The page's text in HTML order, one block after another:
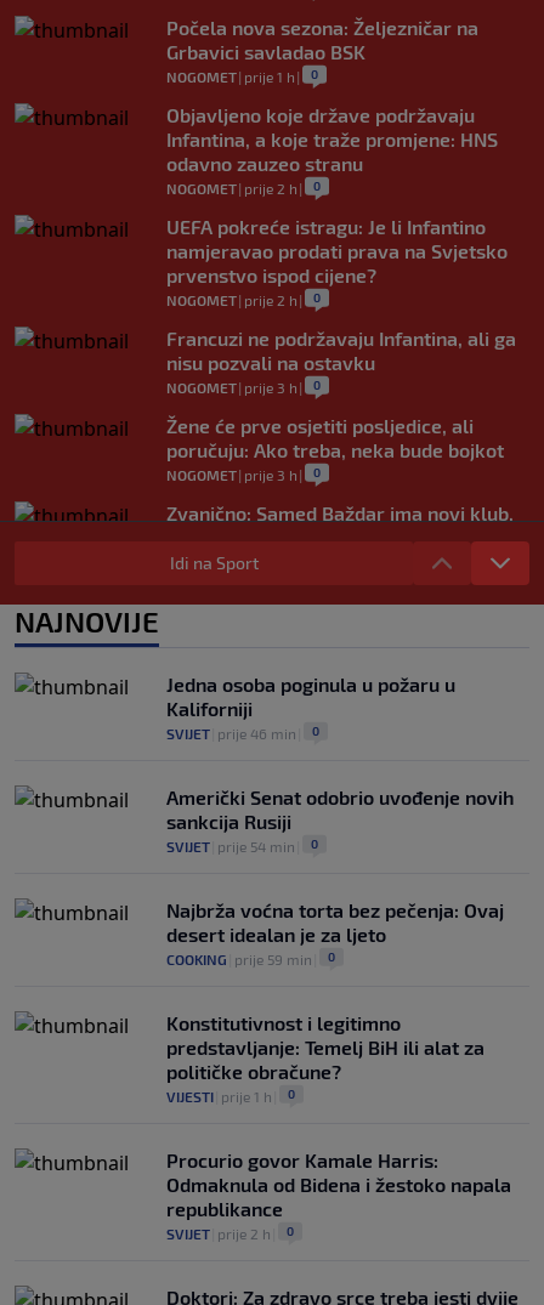
Počela nova sezona: Željezničar na
Grbavici savladao BSK
NOGOMET| prije 1 h | 0
Objavljeno koje države podržavaju
Infantina, a koje traže promjene: HNS
odavno zauzeo stranu
NOGOMET| prije 2 h | 0
UEFA pokreće istragu: Je li Infantino
namjeravao prodati prava na Svjetsko
prvenstvo ispod cijene?
NOGOMET| prije 2 h | 0
Francuzi ne podržavaju Infantina, ali ga
nisu pozvali na ostavku
NOGOMET| prije 3 h | 0
Žene će prve osjetiti posljedice, ali
poručuju: Ako treba, neka bude bojkot
NOGOMET| prije 3 h | 0
Zvanično: Samed Baždar ima novi klub,
zadužio broj sa velikom "težinom"
NOGOMET|prije 5 h
Prije nekoliko godina zaludjela je
Idi na Sport
NAJNOVIJE
Jedna osoba poginula u požaru u
Kaliforniji
SVIJET prije 46 min 0
Američki Senat odobrio uvođenje novih
sankcija Rusiji
SVIJET prije 54 min 0
Najbrža voćna torta bez pečenja: Ovaj
desert idealan je za ljeto
COOKING prije 59 min 0
Konstitutivnost i legitimno
predstavljanje: Temelj BiH ili alat za
političke obračune?
VIJESTI prije 1 h 0
Procurio govor Kamale Harris:
Odmaknula od Bidena i žestoko napala
republikance
SVIJET prije 2 h 0
Doktori: Za zdravo srce treba jesti dvije